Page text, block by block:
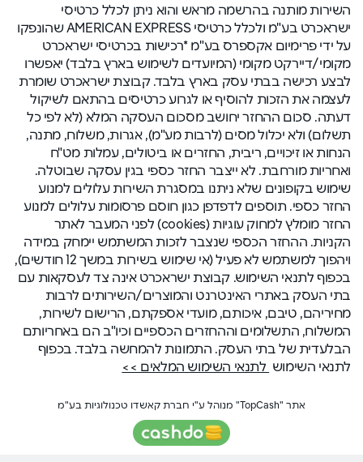
השירות מותנה בהרשמה מראש והוא ניתן לכלל כרטיסי
ישראכרט בע"מ ולכלל כרטיסי AMERICAN EXPRESS שהונפקו
על ידי פרימיום אקספרס בע"מ *רכישות בכרטיסי ישראכרט
מקומי/דיירקט מקומי (המיועדים לשימוש בארץ בלבד) יאפשרו
לבצע רכישה בבתי עסק בארץ בלבד. קבוצת ישראכרט שומרת
לעצמה את הזכות להוסיף או לגרוע כרטיסים בהתאם לשיקול
דעתה. סכום ההחזר יחושב מסכום העסקה המלא (לא לפי כל
תשלום) ולא יכלול מסים (לרבות מע"מ), אגרות, משלוח, מתנה,
הנחות או זיכויים, ריבית, החזרים או ביטולים, עמלות מט"ח
ואחריות מורחבת. לא ייצבר החזר כספי בגין עסקה שבוטלה.
שימוש בקופונים שלא ניתנו במסגרת השירות עלולים למנוע
החזר כספי. תוספים לדפדפן כגון חוסם פרסומות עלולים למנוע
החזר מומלץ למחוק עוגיות (cookies) לפני המעבר לאתר
הקניות. ההחזר הכספי שנצבר לזכות המשתמש יימחק במידה
ויהפוך למשתמש לא פעיל (אי שימוש בשירות במשך 12 חודשים),
בכפוף לתנאי השימוש. קבוצת ישראכרט אינה צד לעסקאות עם
בתי העסק באתרי האינטרנט והמוצרים/השירותים לרבות
מחיריהם, טיבם, איכותם, מועדי אספקתם, הרישום לשירות,
המשלוח, התשלומים וההחזרים הכספיים וכיו"ב הם באחריותם
הבלעדית של בתי העסק. התמונות להמחשה בלבד. בכפוף
לתנאי השימוש לתנאי השימוש המלאים >>
אתר "TopCash" מנוהל ע"י חברת קאשדו טכנולוגיות בע"מ